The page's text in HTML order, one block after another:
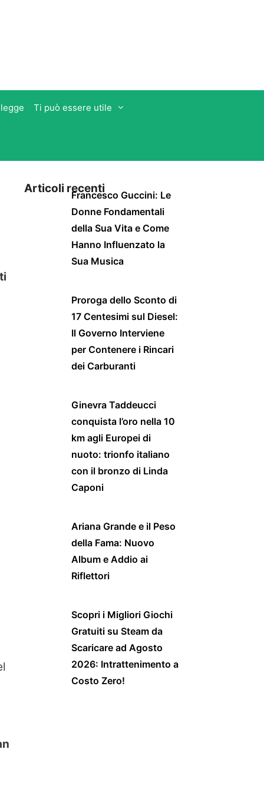
Ti può essere utile
Articoli recentiFrancesco Guccini: Le
Donne Fondamentali
della Sua Vita e Come
Hanno Influenzato la
Sua Musica
Proroga dello Sconto di
17 Centesimi sul Diesel:
Il Governo Interviene
per Contenere i Rincari
dei Carburanti
Ginevra Taddeucci
conquista l’oro nella 10
km agli Europei di
nuoto: trionfo italiano
con il bronzo di Linda
Caponi
Ariana Grande e il Peso
della Fama: Nuovo
Album e Addio ai
Riflettori
Scopri i Migliori Giochi
Gratuiti su Steam da
Scaricare ad Agosto
2026: Intrattenimento a
Costo Zero!